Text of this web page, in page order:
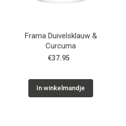
Frama Duivelsklauw &
Curcuma
€37.95
In winkelmandje